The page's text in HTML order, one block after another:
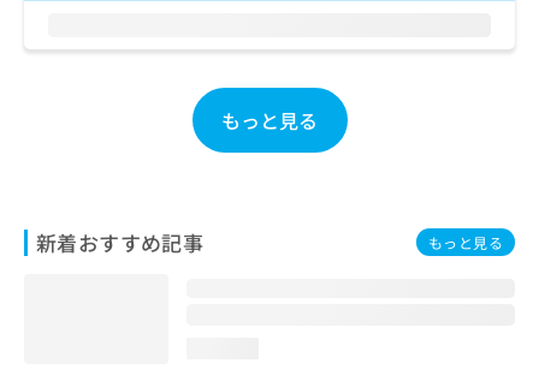
もっと見る
新着おすすめ記事 もっと見る
ら